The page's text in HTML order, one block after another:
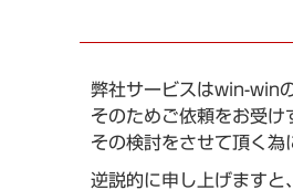
弊社サービスはwin-win
そのためご依頼をお受け
その検討をさせて頂く為
逆説的に申し上げますと、